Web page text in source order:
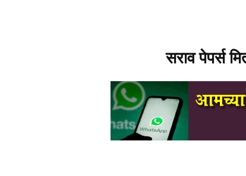
सराव पेपर्स